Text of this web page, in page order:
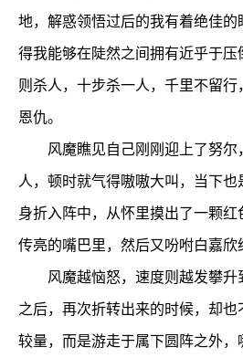
地，解惑领悟过后的我有着绝佳
得我能够在陡然之间拥有近乎于
则杀人，十步杀一人，千里不留
恩仇。
风魔瞧见自己刚刚迎上了努尔
人，顿时就气得嗷嗷大叫，当下
身折入阵中，从怀里摸出了一颗
传亮的嘴巴里，然后又吩咐白嘉欣
风魔越恼怒，速度则越发攀升
之后，再次折转出来的时候，却
较量，而是游走于属下圆阵之外